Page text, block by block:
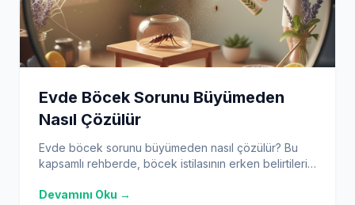
Evde Böcek Sorunu Büyümeden
Nasıl Çözülür
Evde böcek sorunu büyümeden nasıl çözülür? Bu
kapsamlı rehberde, böcek istilasının erken belirtilerini
evinizi haşerelerden koruma yollarını öğrenin.
Devamını Oku →